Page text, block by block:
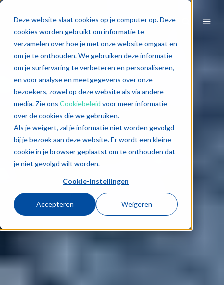
Deze website slaat cookies op je computer op. Deze
cookies worden gebruikt om informatie te
verzamelen over hoe je met onze website omgaat en
om je te onthouden. We gebruiken deze informatie
om je surfervaring te verbeteren en personaliseren,
en voor analyse en meetgegevens over onze
bezoekers, zowel op deze website als via andere
media. Zie ons Cookiebeleid voor meer informatie
over de cookies die we gebruiken.
Als je weigert, zal je informatie niet worden gevolgd
bij je bezoek aan deze website. Er wordt een kleine
cookie in je browser geplaatst om te onthouden dat
je niet gevolgd wilt worden.
Cookie-instellingen
Accepteren Weigeren